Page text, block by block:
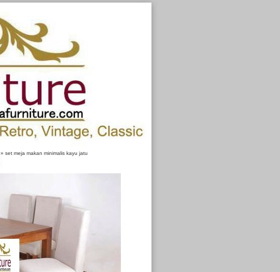
» set meja makan minimalis kayu jatu